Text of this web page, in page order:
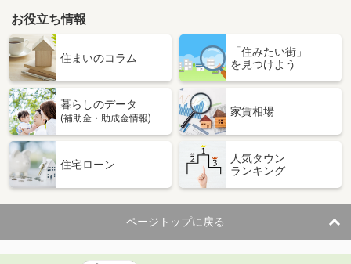
お役立ち情報
住まいのコラム
「住みたい街」
を見つけよう
暮らしのデータ
(補助金・助成金情報)
家賃相場
住宅ローン
人気タウン
ランキング
ページトップに戻る